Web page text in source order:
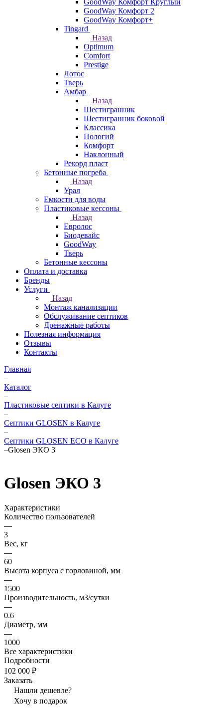
GoodWay Комфорт Круглый
GoodWay Комфорт 2
GoodWay Комфорт+
Tingard
Назад
Optimum
Comfort
Prestige
Лотос
Тверь
Амбар
Назад
Шестигранник
Шестигранник боковой
Классика
Пологий
Комфорт
Наклонный
Рекорд пласт
Бетонные погреба
Назад
Урал
Емкости для воды
Пластиковые кессоны
Назад
Евролос
Биодевайс
GoodWay
Тверь
Бетонные кессоны
Оплата и доставка
Бренды
Услуги
Назад
Монтаж канализации
Обслуживание септиков
Дренажные работы
Полезная информация
Отзывы
Контакты
Главная
–
Каталог
–
Пластиковые септики в Калуге
–
Септики GLOSEN в Калуге
–
Септики GLOSEN ECO в Калуге
–Glosen ЭКО 3
Glosen ЭКО 3
Характеристики
Количество пользователей
—
3
Вес, кг
—
60
Высота корпуса с горловиной, мм
—
1500
Производительность, м3/сутки
—
0.6
Диаметр, мм
—
1000
Все характеристики
Подробности
102 000 ₽
Заказать
Нашли дешевле?
Хочу в подарок